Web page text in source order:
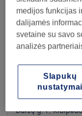
Barber house
Daržų g. 1,
medijos funkcijas
dalijamės
svetaine su savo
analizės
Slapukų
nustatymai